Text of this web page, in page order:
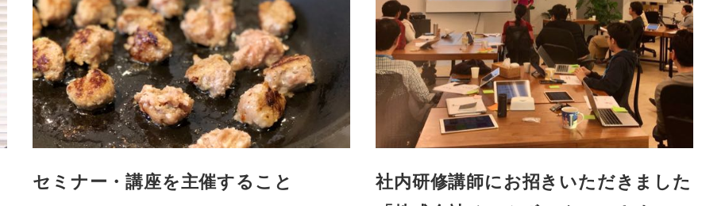
セミナー・講座を主催すること
社内研修講師にお招きいただきました